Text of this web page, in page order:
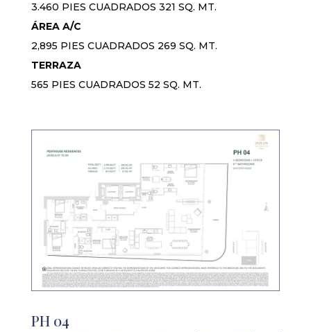
3.460 PIES CUADRADOS 321 SQ. MT.
ÁREA A/C
2,895 PIES CUADRADOS 269 SQ. MT.
TERRAZA
565 PIES CUADRADOS 52 SQ. MT.
PH 04